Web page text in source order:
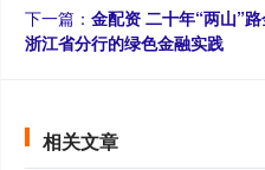
下一篇： 金配资 二十年“两山”
浙江省分行的绿色金融实践
相关文章